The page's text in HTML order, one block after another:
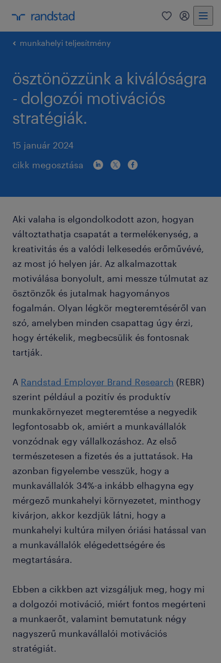
0
munkahelyi teljesítmény
ösztönözzünk a kiválóságra
- dolgozói motivációs
stratégiák.
15 január 2024
cikk megosztása
Aki valaha is elgondolkodott azon, hogyan
változtathatja csapatát a termelékenység, a
kreativitás és a valódi lelkesedés erőművévé,
az most jó helyen jár. Az alkalmazottak
motiválása bonyolult, ami messze túlmutat az
ösztönzők és jutalmak hagyományos
fogalmán. Olyan légkör megteremtéséről van
szó, amelyben minden csapattag úgy érzi,
hogy értékelik, megbecsülik és fontosnak
tartják.
A Randstad Employer Brand Research (REBR)
szerint például a pozitív és produktív
munkakörnyezet megteremtése a negyedik
legfontosabb ok, amiért a munkavállalók
vonzódnak egy vállalkozáshoz. Az első
természetesen a fizetés és a juttatások. Ha
azonban figyelembe vesszük, hogy a
munkavállalók 34%-a inkább elhagyna egy
mérgező munkahelyi környezetet, minthogy
kivárjon, akkor kezdjük látni, hogy a
munkahelyi kultúra milyen óriási hatással van
a munkavállalók elégedettségére és
megtartására.
Ebben a cikkben azt vizsgáljuk meg, hogy mi
a dolgozói motiváció, miért fontos megérteni
a munkaerőt, valamint bemutatunk négy
nagyszerű munkavállalói motivációs
stratégiát.